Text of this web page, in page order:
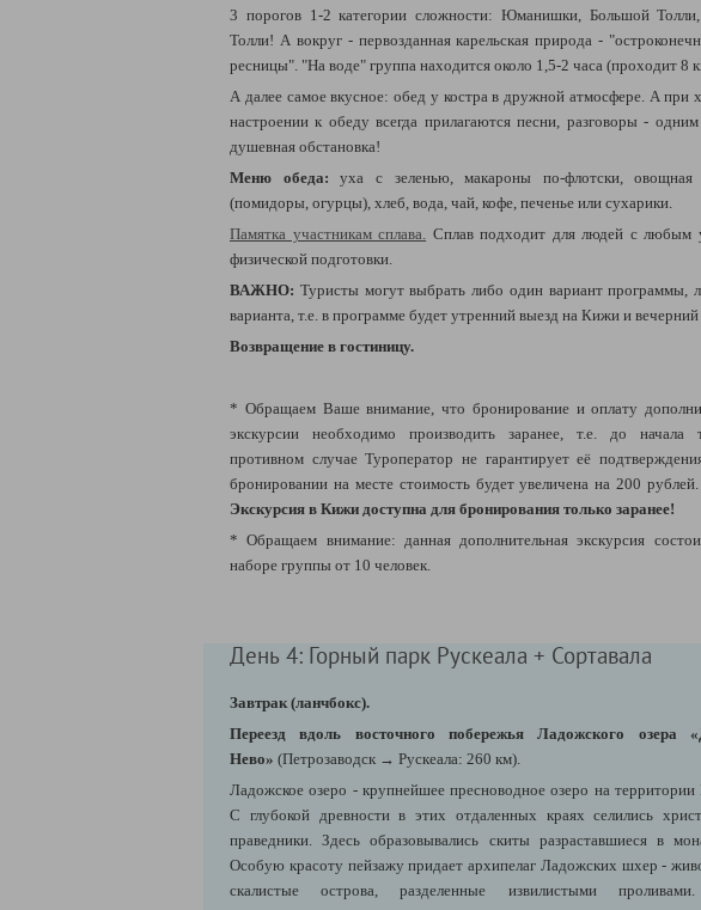
3 порогов 1-2 категории сложности: Юманишки, Большой
Толли! А вокруг - первозданная карельская природа -
ресницы". "На воде" группа находится около 1,5-2 часа (проходит 8
А далее самое вкусное: обед у костра в дружной атмосфере. А при
настроении к обеду всегда прилагаются песни, разговоры - одним
душевная обстановка!
Меню обеда: уха с зеленью, макароны по-флотски, овощная
(помидоры, огурцы), хлеб, вода, чай, кофе, печенье или сухарики.
Памятка участникам сплава.
Сплав подходит для людей с любым
физической подготовки.
ВАЖНО: Туристы могут выбрать либо один вариант программы,
варианта, т.е. в программе будет утренний выезд на Кижи и вечерний
Возвращение в гостиницу.
* Обращаем Ваше внимание, что бронирование и оплату
экскурсии необходимо производить заранее, т.е. до начала
противном случае Туроператор не гарантирует её
бронировании на месте стоимость будет увеличена на 200 рублей.
Экскурсия в Кижи доступна для бронирования только заранее!
* Обращаем внимание: данная дополнительная экскурсия
наборе группы от 10 человек.
День 4: Горный парк Рускеала + Сортавала
Завтрак (ланчбокс).
Переезд вдоль восточного побережья Ладожского озера
Нево» (Петрозаводск → Рускеала: 260 км).
Ладожское озеро - крупнейшее пресноводное озеро на территории
С глубокой древности в этих отдаленных краях селились
праведники. Здесь образовывались скиты разраставшиеся в
Особую красоту пейзажу придает архипелаг Ладожских шхер -
скалистые острова, разделенные извилистыми